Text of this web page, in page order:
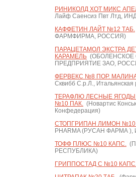
РИНИКОЛД ХОТ МИКС
Лайф Саенсиз Пвт Лтд,
КАФФЕТИН ЛАЙТ №12 ТАБ.
ФАРМФИРМА, РОССИЯ)
ПАРАЦЕТАМОЛ ЭКСТРА
КАРАМЕЛЬ(ОБОЛЕНСКОЕ
ПРЕДПРИЯТИЕ ЗАО,
ФЕРВЕКС №8 ПОР.
Сквибб С.р.Л., Итальянская
ТЕРАФЛЮ ЛЕСНЫЕ
№10 ПАК.(Новартис
Конфедерация)
СТОПГРИПАН ЛИМОН №10
PHARMA (РУСАН ФАРМА
ТОФФ ПЛЮС №10 КАПС.
РЕСПУБЛИКА)
ГРИППОСТАД С №10